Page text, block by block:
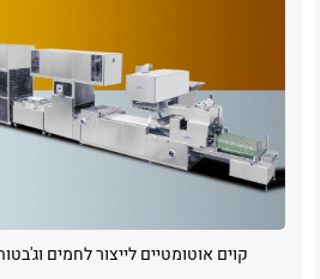
קוים אוטומטיים לייצור לחמים